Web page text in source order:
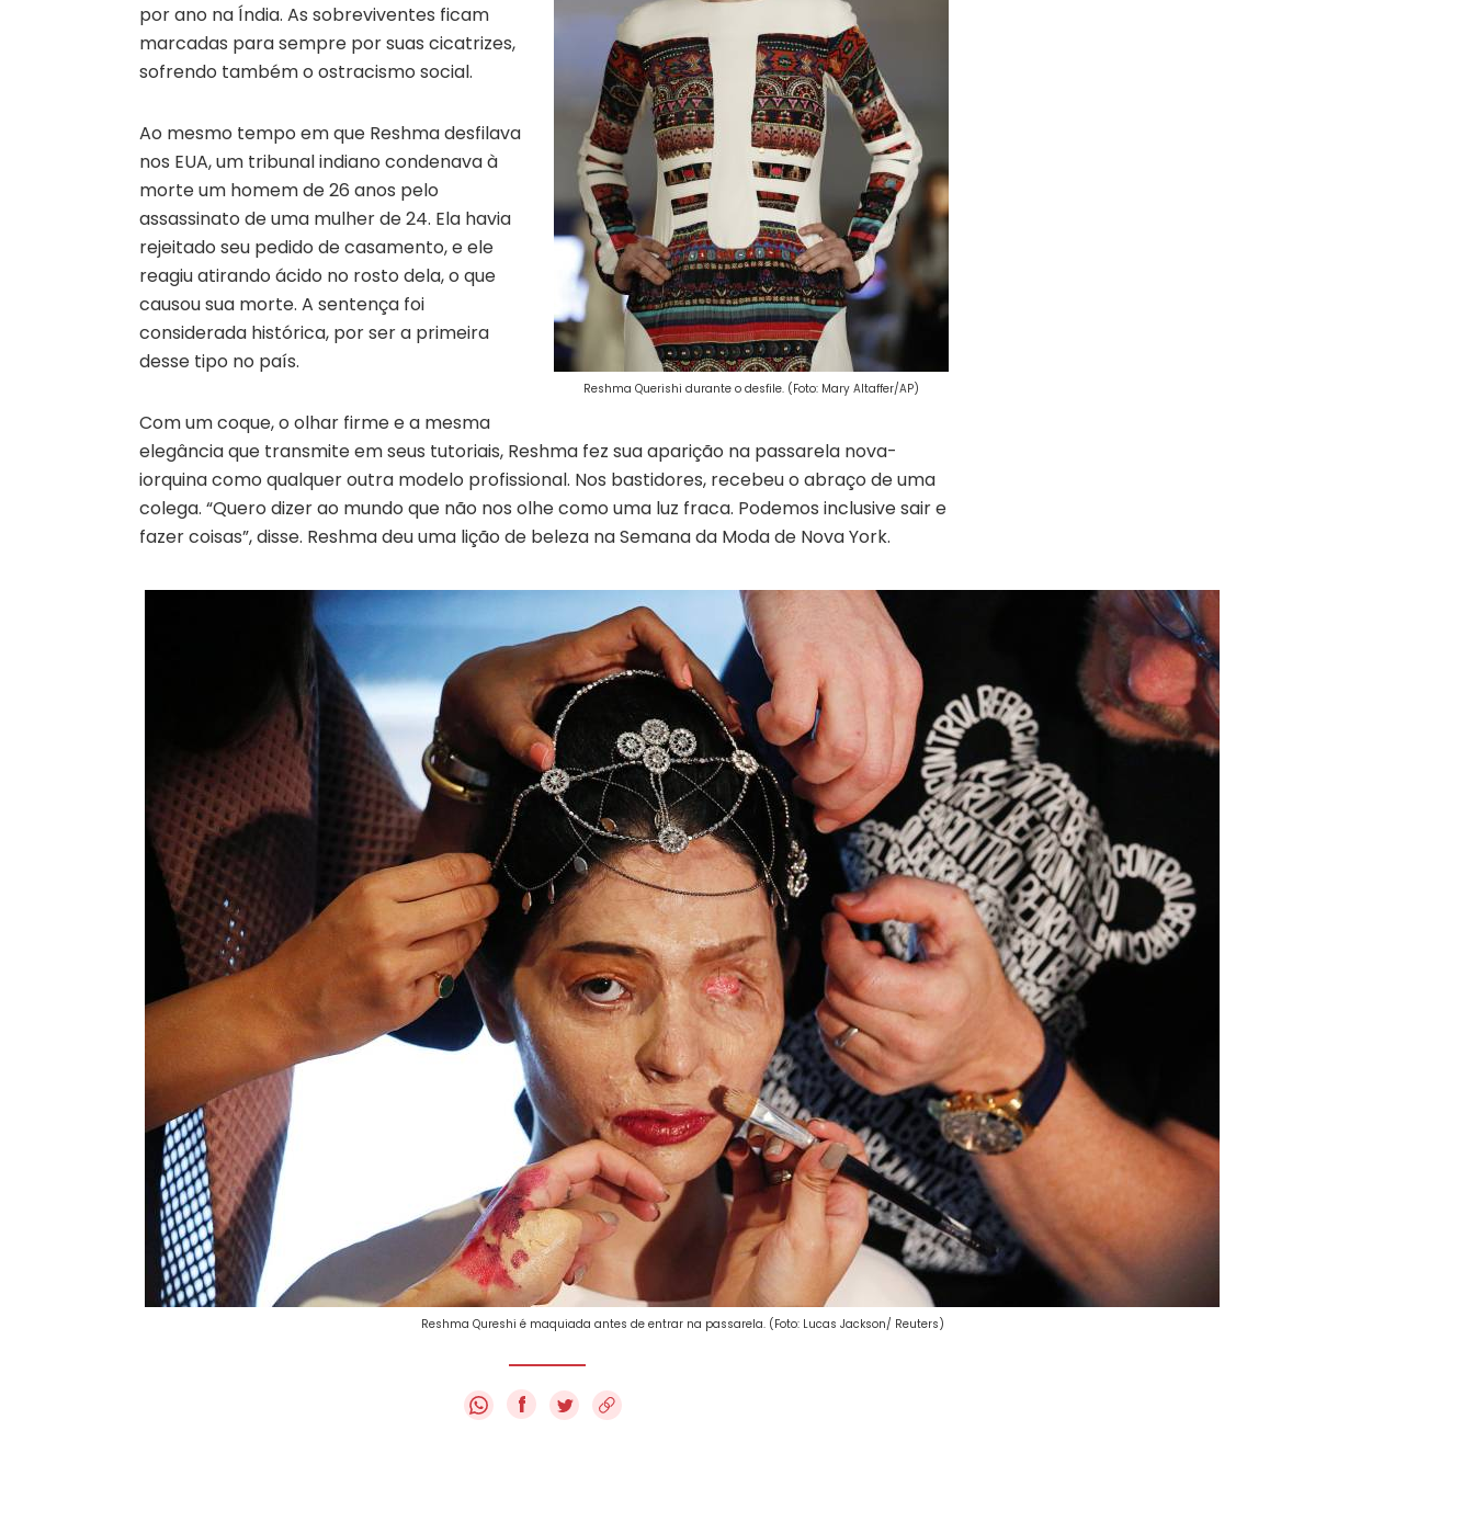
Reshma Querishi durante o desfile. (Foto: Mary Altaffer/AP)
por ano na Índia. As sobreviventes ficam
marcadas para sempre por suas cicatrizes,
sofrendo também o ostracismo social.
Ao mesmo tempo em que Reshma desfilava
nos EUA, um tribunal indiano condenava à
morte um homem de 26 anos pelo
assassinato de uma mulher de 24. Ela havia
rejeitado seu pedido de casamento, e ele
reagiu atirando ácido no rosto dela, o que
causou sua morte. A sentença foi
considerada histórica, por ser a primeira
desse tipo no país.
Com um coque, o olhar firme e a mesma
elegância que transmite em seus tutoriais, Reshma fez sua aparição na passarela nova-
iorquina como qualquer outra modelo profissional. Nos bastidores, recebeu o abraço de uma
colega. “Quero dizer ao mundo que não nos olhe como uma luz fraca. Podemos inclusive sair e
fazer coisas”, disse. Reshma deu uma lição de beleza na Semana da Moda de Nova York.
Reshma Qureshi é maquiada antes de entrar na passarela. (Foto: Lucas Jackson/ Reuters)
f